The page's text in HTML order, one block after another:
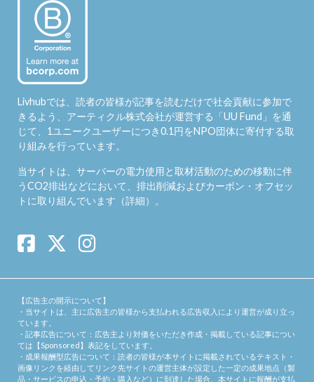
Livhubでは、読者の皆様が記事を読むだけで社会貢献に参加で
きるよう、アーティクル株式会社が運営する「UU Fund 」を通
じて、1ユニークユーザーにつき0.1円をNPO団体に寄付する取
り組みを行っています。
当サイトは、サーバーの電力使用と取材活動のための移動に伴
うCO2排出などにおいて、排出削減およびカーボン・オフセッ
トに取り組んでいます（詳細）。
【広告主の開示について】
・当サイトは、主に広告主の皆様から支払われる広告収入により運営が成り立っ
ています。
・記事広告について：広告主より対価をいただき作成・掲載している記事につい
ては【Sponsored】表記をしています。
・成果報酬型広告について：読者の皆様が本サイトに掲載されているテキスト・
画像リンクを経由してリンク先サイトの運営主体が設定した一定の成果地点（製
品・サービスの申込・予約・購入など）に到達した場合、本サイトに報酬が支払